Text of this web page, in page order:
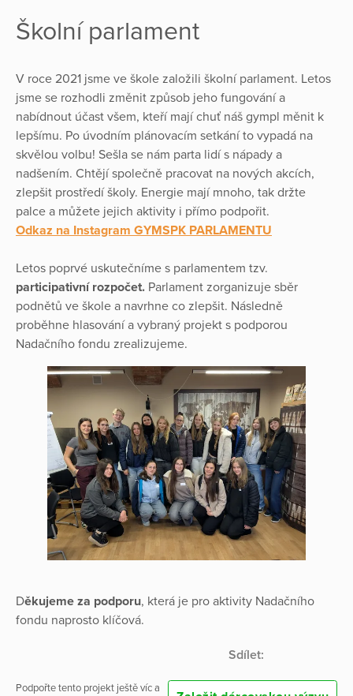
Školní parlament
V roce 2021 jsme ve škole založili školní parlament. Letos
jsme se rozhodli změnit způsob jeho fungování a
nabídnout účast všem, kteří mají chuť náš gympl měnit k
lepšímu. Po úvodním plánovacím setkání to vypadá na
skvělou volbu! Sešla se nám parta lidí s nápady a
nadšením. Chtějí společně pracovat na nových akcích,
zlepšit prostředí školy. Energie mají mnoho, tak držte
palce a můžete jejich aktivity i přímo podpořit.
Odkaz na Instagram GYMSPK PARLAMENTU
Letos poprvé uskutečníme s parlamentem tzv.
participativní rozpočet. Parlament zorganizuje sběr
podnětů ve škole a navrhne co zlepšit. Následně
proběhne hlasování a vybraný projekt s podporou
Nadačního fondu zrealizujeme.
Děkujeme za podporu, která je pro aktivity Nadačního
fondu naprosto klíčová.
Sdílet:
Podpořte tento projekt ještě víc a